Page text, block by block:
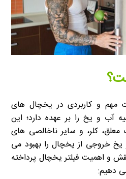
مهم و کاربردی در یخچال های
آب و یخ را بر عهده دارد؛ این
معلق، کلر، و سایر ناخالصی های
خروجی از یخچال را بهبود می
و اهمیت فیلتر یخچال پرداخته
دهیم: